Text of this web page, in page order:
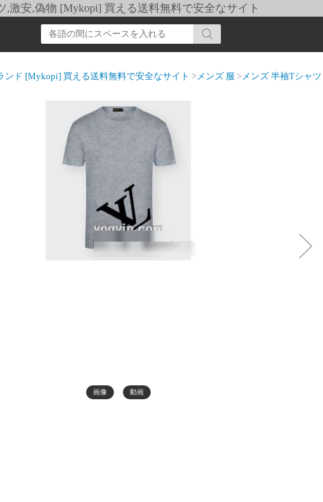
,激安,偽物 [Mykopi] 買える送料無料で安全なサイト
ンド [Mykopi] 買える送料無料で安全なサイト >メンズ 服 >メンズ 半袖Tシャツ
画像 動画